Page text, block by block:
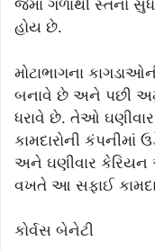
જેમાં ગળાથી સ્તનો
હોય છે.
મોટાભાગના
બનાવે છે અને પછી
ધરાવે છે. તેઓ
કામદારોની કંપનીમાં
અને ઘણીવાર કેરિયન
વખતે આ સફાઈ
કોર્વસ બેનેટી